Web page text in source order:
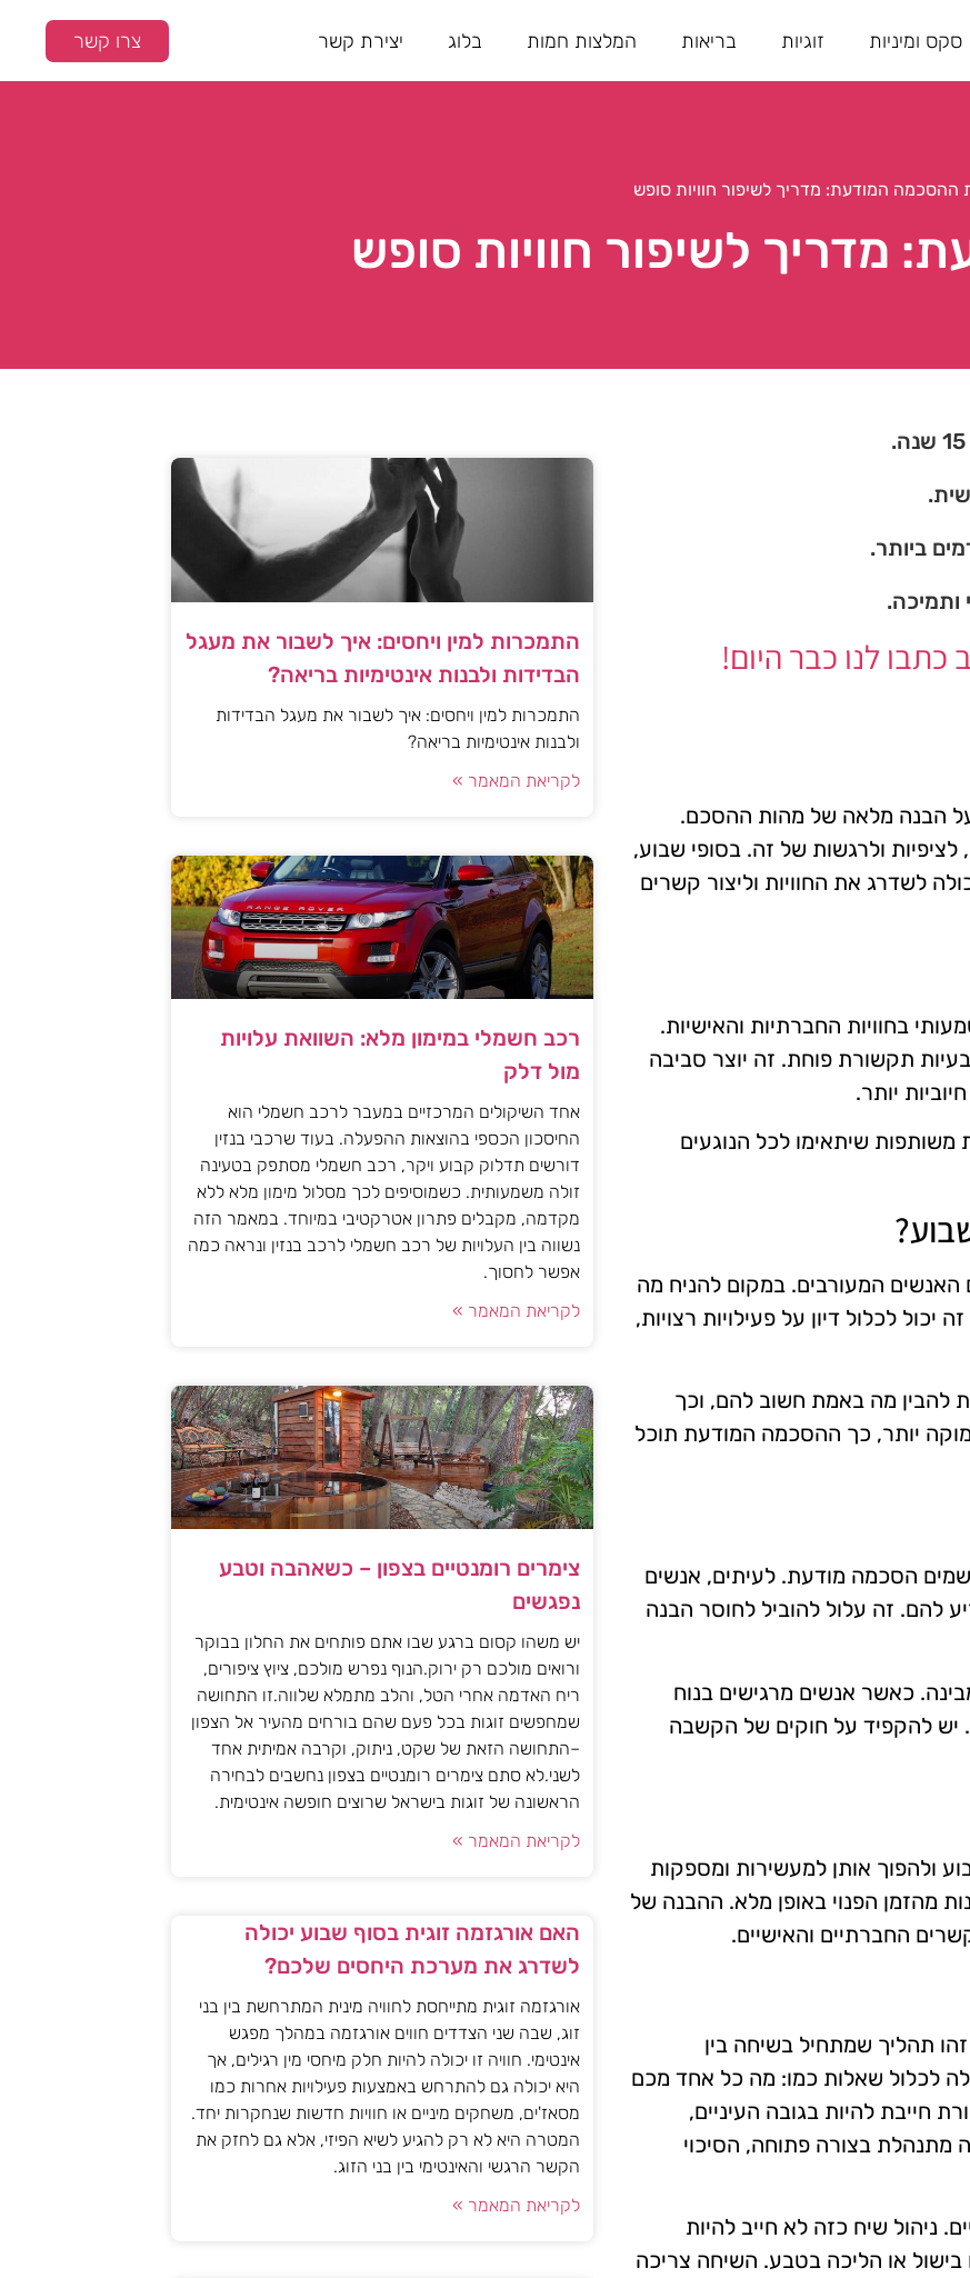
סקס ומיניות זוגיות בריאות המלצות חמות בלוג יצירת קשר צרו קשר
ההסכמה המודעת: מדריך לשיפור חוויות סופש
מדריך לשיפור חוויות סופש
ביותר.
ותמיכה.
לנו כבר היום!
הבנה מלאה של מהות ההסכם.
ולרגשות של זה. בסופי שבוע,
לשדרג את החוויות וליצור קשרים
בחוויות החברתיות והאישיות.
תקשורת פוחת. זה יוצר סביבה
יותר.
שיתאימו לכל הנוגעים
המעורבים. במקום להניח מה
לכלול דיון על פעילויות רצויות,
להבין מה באמת חשוב להם, וכך
יותר, כך ההסכמה המודעת תוכל
הסכמה מודעת. לעיתים, אנשים
להם. זה עלול להוביל לחוסר הבנה
כאשר אנשים מרגישים בנוח
להקפיד על חוקים של הקשבה
ולהפוך אותן למעשירות ומספקות
מהזמן הפנוי באופן מלא. ההבנה של
החברתיים והאישיים.
תהליך שמתחיל בשיחה בין
לכלול שאלות כמו: מה כל אחד מכם
חייבת להיות בגובה העיניים,
בצורה פתוחה, הסיכוי
ניהול שיח כזה לא חייב להיות
או הליכה בטבע. השיחה צריכה
התמכרות למין ויחסים: איך לשבור את מעגל
הבדידות ולבנות אינטימיות בריאה?
התמכרות למין ויחסים: איך לשבור את מעגל הבדידות
ולבנות אינטימיות בריאה?
לקריאת המאמר »
רכב חשמלי במימון מלא: השוואת עלויות
מול דלק
אחד השיקולים המרכזיים במעבר לרכב חשמלי הוא
החיסכון הכספי בהוצאות ההפעלה. בעוד שרכבי בנזין
דורשים תדלוק קבוע ויקר, רכב חשמלי מסתפק בטעינה
זולה משמעותית. כשמוסיפים לכך מסלול מימון מלא ללא
מקדמה, מקבלים פתרון אטרקטיבי במיוחד. במאמר הזה
נשווה בין העלויות של רכב חשמלי לרכב בנזין ונראה כמה
אפשר לחסוך.
לקריאת המאמר »
צימרים רומנטיים בצפון – כשאהבה וטבע
נפגשים
יש משהו קסום ברגע שבו אתם פותחים את החלון בבוקר
ורואים מולכם רק ירוק.הנוף נפרש מולכם, ציוץ ציפורים,
ריח האדמה אחרי הטל, והלב מתמלא שלווה.זו התחושה
שמחפשים זוגות בכל פעם שהם בורחים מהעיר אל הצפון
–התחושה הזאת של שקט, ניתוק, וקרבה אמיתית אחד
לשני.לא סתם צימרים רומנטיים בצפון נחשבים לבחירה
הראשונה של זוגות בישראל שרוצים חופשה אינטימית.
לקריאת המאמר »
האם אורגזמה זוגית בסוף שבוע יכולה
לשדרג את מערכת היחסים שלכם?
אורגזמה זוגית מתייחסת לחוויה מינית המתרחשת בין בני
זוג, שבה שני הצדדים חווים אורגזמה במהלך מפגש
אינטימי. חוויה זו יכולה להיות חלק מיחסי מין רגילים, אך
היא יכולה גם להתרחש באמצעות פעילויות אחרות כמו
מסאז'ים, משחקים מיניים או חוויות חדשות שנחקרות יחד.
המטרה היא לא רק להגיע לשיא הפיזי, אלא גם לחזק את
הקשר הרגשי והאינטימי בין בני הזוג.
לקריאת המאמר »